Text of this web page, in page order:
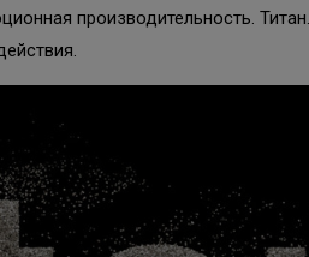
производительность.